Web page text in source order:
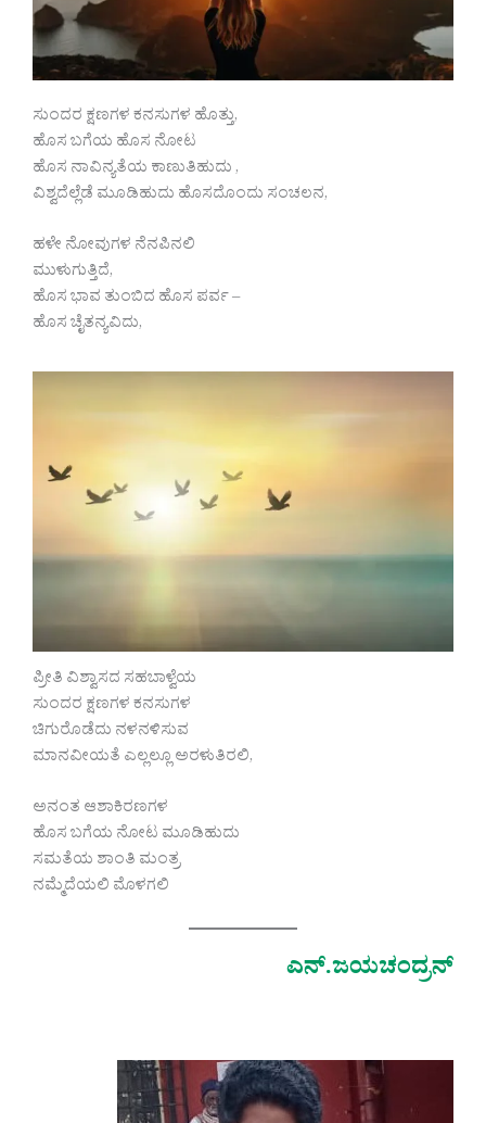
ಸುಂದರ ಕ್ಷಣಗಳ ಕನಸುಗಳ ಹೊತ್ತು,
ಹೊಸ ಬಗೆಯ ಹೊಸ ನೋಟ
ಹೊಸ ನಾವಿನ್ಯತೆಯ ಕಾಣುತಿಹುದು ,
ವಿಶ್ವದೆಲ್ಲೆಡೆ ಮೂಡಿಹುದು ಹೊಸದೊಂದು ಸಂಚಲನ,
ಹಳೇ ನೋವುಗಳ ನೆನಪಿನಲಿ
ಮುಳುಗುತ್ತಿದೆ,
ಹೊಸ ಭಾವ ತುಂಬಿದ ಹೊಸ ಪರ್ವ –
ಹೊಸ ಚೈತನ್ಯವಿದು,
ಪ್ರೀತಿ ವಿಶ್ವಾಸದ ಸಹಬಾಳ್ವೆಯ
ಸುಂದರ ಕ್ಷಣಗಳ ಕನಸುಗಳ
ಚಿಗುರೊಡೆದು ನಳನಳಿಸುವ
ಮಾನವೀಯತೆ ಎಲ್ಲಲ್ಲೂ ಅರಳುತಿರಲಿ,
ಅನಂತ ಆಶಾಕಿರಣಗಳ
ಹೊಸ ಬಗೆಯ ನೋಟ ಮೂಡಿಹುದು
ಸಮತೆಯ ಶಾಂತಿ ಮಂತ್ರ
ನಮ್ಮೆದೆಯಲಿ ಮೊಳಗಲಿ
ಎನ್.ಜಯಚಂದ್ರನ್